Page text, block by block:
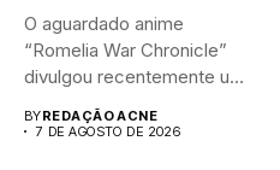
O aguardado anime
“Romelia War Chronicle”
divulgou recentemente um
revelando...
BYREDAÇÃO ACNE
7 DE AGOSTO DE 2026